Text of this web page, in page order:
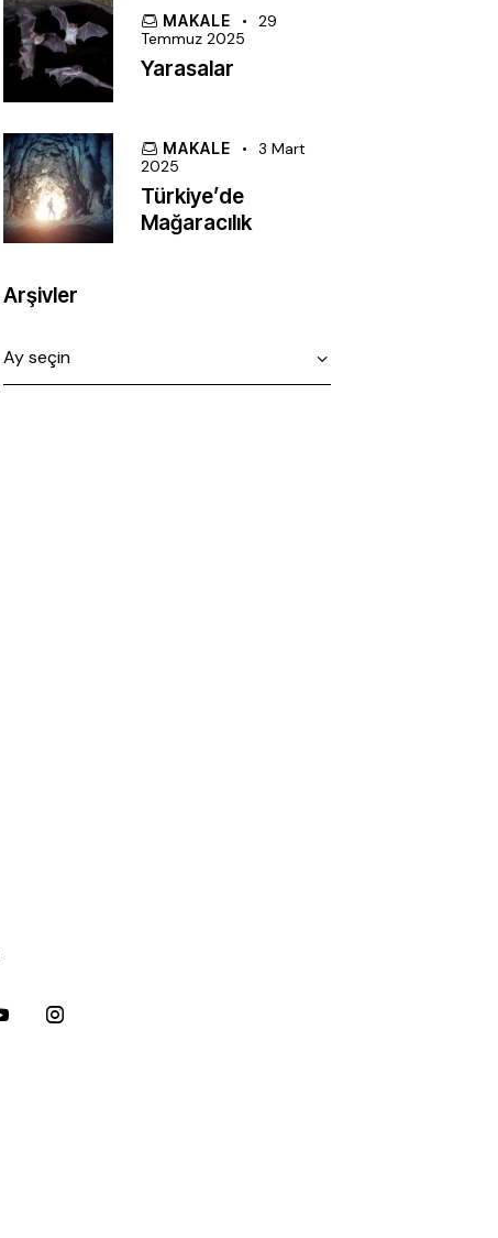
MAKALE
29
Temmuz 2025
Yarasalar
MAKALE
3 Mart
2025
Türkiye’de
Mağaracılık
Arşivler